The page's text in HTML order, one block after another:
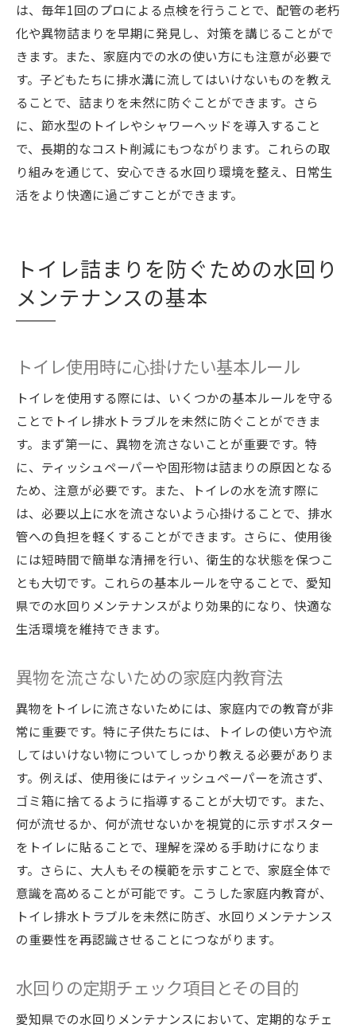
は、毎年1回のプロによる点検を行うことで、配管の老朽
化や異物詰まりを早期に発見し、対策を講じることがで
きます。また、家庭内での水の使い方にも注意が必要で
す。子どもたちに排水溝に流してはいけないものを教え
ることで、詰まりを未然に防ぐことができます。さら
に、節水型のトイレやシャワーヘッドを導入すること
で、長期的なコスト削減にもつながります。これらの取
り組みを通じて、安心できる水回り環境を整え、日常生
活をより快適に過ごすことができます。
トイレ詰まりを防ぐための水回り
メンテナンスの基本
トイレ使用時に心掛けたい基本ルール
トイレを使用する際には、いくつかの基本ルールを守る
ことでトイレ排水トラブルを未然に防ぐことができま
す。まず第一に、異物を流さないことが重要です。特
に、ティッシュペーパーや固形物は詰まりの原因となる
ため、注意が必要です。また、トイレの水を流す際に
は、必要以上に水を流さないよう心掛けることで、排水
管への負担を軽くすることができます。さらに、使用後
には短時間で簡単な清掃を行い、衛生的な状態を保つこ
とも大切です。これらの基本ルールを守ることで、愛知
県での水回りメンテナンスがより効果的になり、快適な
生活環境を維持できます。
異物を流さないための家庭内教育法
異物をトイレに流さないためには、家庭内での教育が非
常に重要です。特に子供たちには、トイレの使い方や流
してはいけない物についてしっかり教える必要がありま
す。例えば、使用後にはティッシュペーパーを流さず、
ゴミ箱に捨てるように指導することが大切です。また、
何が流せるか、何が流せないかを視覚的に示すポスター
をトイレに貼ることで、理解を深める手助けになりま
す。さらに、大人もその模範を示すことで、家庭全体で
意識を高めることが可能です。こうした家庭内教育が、
トイレ排水トラブルを未然に防ぎ、水回りメンテナンス
の重要性を再認識させることにつながります。
水回りの定期チェック項目とその目的
愛知県での水回りメンテナンスにおいて、定期的なチェ